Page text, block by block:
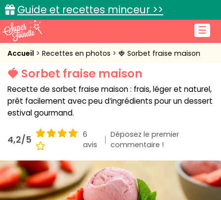
☰
Guide et recettes minceur >>
Accueil
Recettes de cuisine
Cuisine pratique
L'actu cuisine
Connexion
Accueil Recettes en photos 🍓 Sorbet fraise maison
🍓 Sorbet fraise maison
Recette de sorbet fraise maison : frais, léger et naturel,
prêt facilement avec peu d’ingrédients pour un dessert
estival gourmand.
4,2/5
6
avis
Déposez le premier
commentaire !